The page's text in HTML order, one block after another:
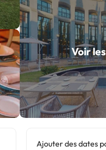
Voir
Ajouter des dates